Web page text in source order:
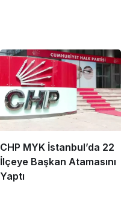
CHP MYK İstanbul’da 22
İlçeye Başkan Atamasını
Yaptı